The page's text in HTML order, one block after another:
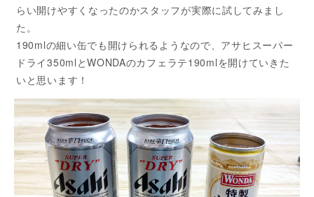
らい開けやすくなったのかスタッフが実際に試してみまし
た。
190mlの細い缶でも開けられるようなので、アサヒスーパー
ドライ350mlとWONDAのカフェラテ190mlを開けていきた
いと思います！